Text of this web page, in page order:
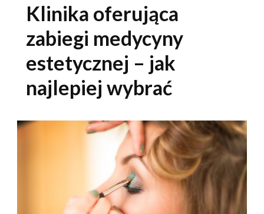
Klinika oferująca
zabiegi medycyny
estetycznej – jak
najlepiej wybrać